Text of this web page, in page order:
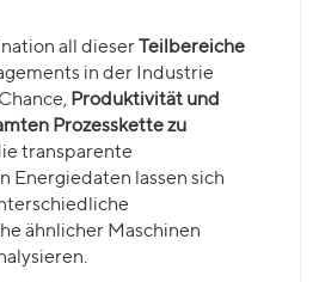
all dieser Teilbereiche
in der Industrie
Produktivität und
Prozesskette zu
transparente
Energiedaten lassen sich
ähnlicher Maschinen